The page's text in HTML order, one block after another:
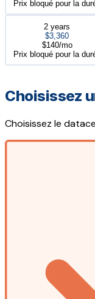
Prix bloqué pour la
2 years
$3,360
$140/mo
Prix bloqué pour la
Choisissez
Choisissez le